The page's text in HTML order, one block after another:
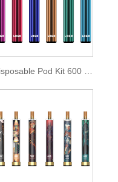
Disposable Pod Kit 600 พัฟ 2ml E-liquid